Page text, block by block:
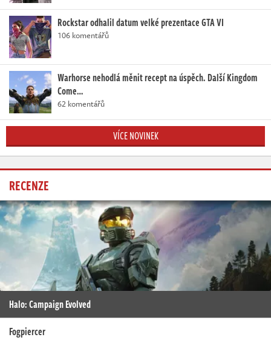
Rockstar odhalil datum velké prezentace GTA VI
106 komentářů
Warhorse nehodlá měnit recept na úspěch. Další Kingdom
Come…
62 komentářů
VÍCE NOVINEK
RECENZE
Halo: Campaign Evolved
Fogpiercer